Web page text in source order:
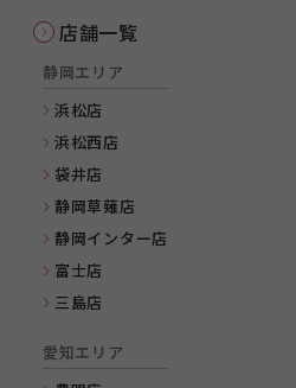
店舗一覧
静岡エリア
浜松店
浜松西店
袋井店
静岡草薙店
静岡インター店
富士店
三島店
愛知エリア